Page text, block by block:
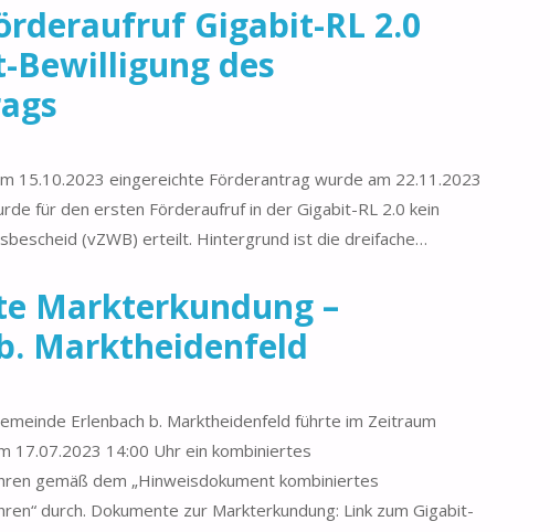
Gigabit-RL 2.0
Bewilligung des
15.10.2023 eingereichte Förderantrag wurde am 22.11.2023
für den ersten Förderaufruf in der Gigabit-RL 2.0 kein
(vZWB) erteilt. Hintergrund ist die dreifache…
Markterkundung –
Marktheidenfeld
Erlenbach b. Marktheidenfeld führte im Zeitraum
17.07.2023 14:00 Uhr ein kombiniertes
gemäß dem „Hinweisdokument kombiniertes
durch. Dokumente zur Markterkundung: Link zum Gigabit-